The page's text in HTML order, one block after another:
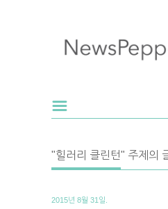
"힐러리 클린턴" 주제의
2015년 8월 31일.